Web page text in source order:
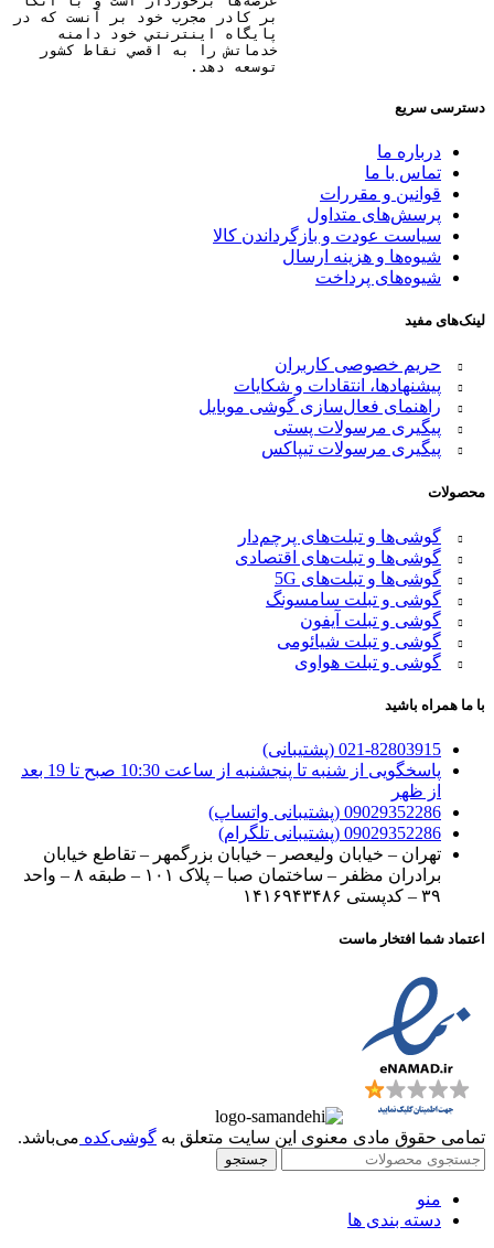
بر کادر مجرب خود بر آنست که در
پايگاه اينترنتي خود دامنه
خدماتش را به اقصي نقاط کشور
توسعه دهد.
دسترسی سریع
درباره ما
تماس با ما
قوانین و مقررات
پرسش‌های متداول
سیاست عودت و بازگرداندن کالا
شیوه‌ها و هزینه ارسال
شیوه‌های پرداخت
لینک‌های مفید
حریم خصوصی کاربران
پیشنهادها، انتقادات و شکایات
راهنمای فعال‌سازی گوشی موبایل
پیگیری مرسولات پستی
پیگیری مرسولات تیپاکس
محصولات
گوشی‌ها و تبلت‌های پرچم‌دار
گوشی‌ها و تبلت‌های اقتصادی
گوشی‌ها و تبلت‌های 5G
گوشی و تبلت سامسونگ
گوشی و تبلت آیفون
گوشی و تبلت شیائومی
گوشی و تبلت هواوی
با ما همراه باشید
021-82803915 (پشتیبانی)
پاسخگویی از شنبه تا پنجشنبه از ساعت 10:30 صبح تا 19 بعد
از ظهر
09029352286 (پشتیبانی واتساپ)
09029352286 (پشتیبانی تلگرام)
تهران – خیابان ولیعصر – خیابان بزرگمهر – تقاطع خیابان
برادران مظفر – ساختمان صبا – پلاک ۱۰۱ – طبقه ۸ – واحد
۳۹ – کدپستی ۱۴۱۶۹۴۳۴۸۶
اعتماد شما افتخار ماست
تمامی حقوق مادی معنوی این سایت متعلق به گوشی‌کده می‌باشد.
جستجو
منو
دسته بندی ها